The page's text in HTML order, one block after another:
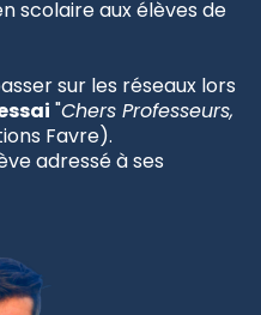
scolaire aux élèves de
sur les réseaux lors
"Chers Professeurs,
Favre).
adressé à ses